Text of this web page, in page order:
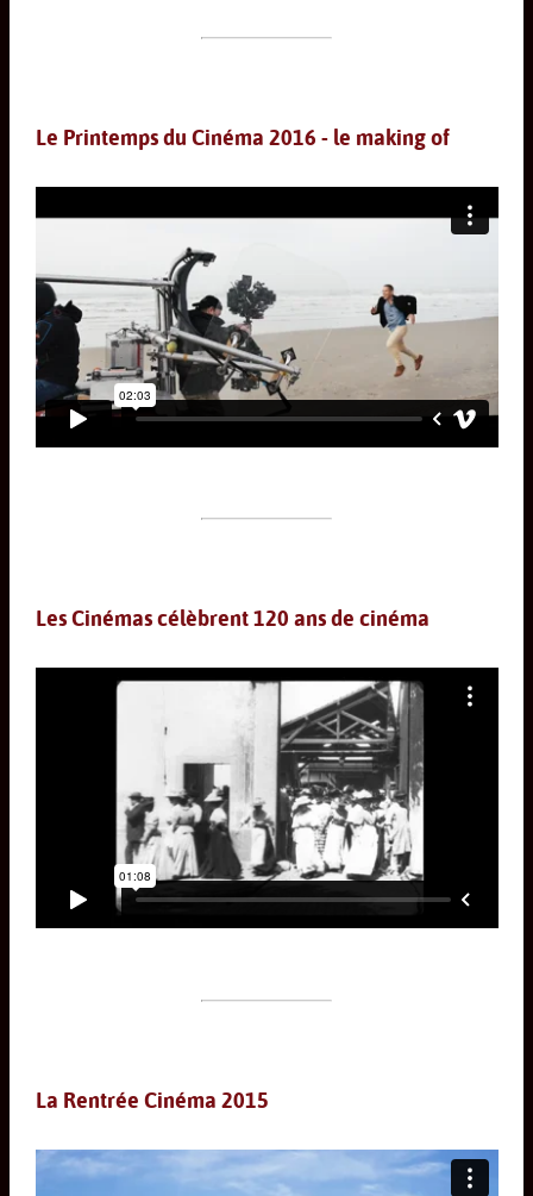
Le Printemps du Cinéma 2016 - le making of
Les Cinémas célèbrent 120 ans de cinéma
La Rentrée Cinéma 2015